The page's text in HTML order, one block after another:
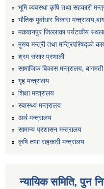
भूमि व्यवस्था कृषि तथा सहकारी
भौतिक पूर्वाधार विकास
मकवानपुर जिल्लाका पर्यटकीय
मुख्य मन्त्री तथा मन्त्रिपरिषद्को
श्रम संसार प्रणाली
सामाजिक विकास मन्त्रालय,
गृह मन्त्रालय
शिक्षा मन्त्रालय
स्वास्थ्य मन्त्रालय
अर्थ मन्त्रालय
सामान्य प्रशासन मन्त्रालय
कृषि तथा सहकारी मन्त्रालय
न्यायिक समिति, पुन